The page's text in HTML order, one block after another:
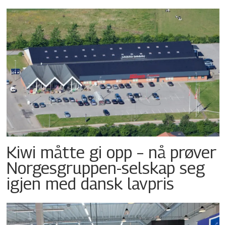
Kiwi måtte gi opp – nå prøver
Norgesgruppen-selskap seg
igjen med dansk lavpris